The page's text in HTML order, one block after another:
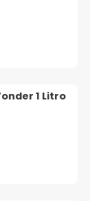
1 Litro